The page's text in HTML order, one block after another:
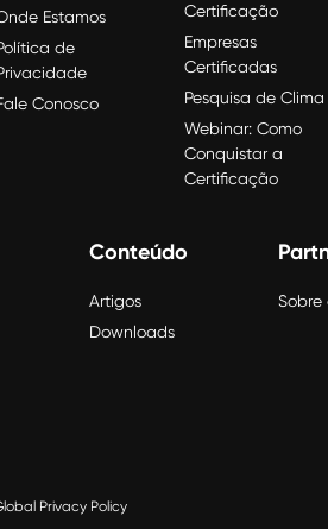
Estamos
de
Conosco
Certificação
Empresas
Certificadas
Pesquisa de Clima
Webinar: Como
Conquistar a
Certificação
Conteúdo
Artigos
Downloads
Sobre
Privacy Policy